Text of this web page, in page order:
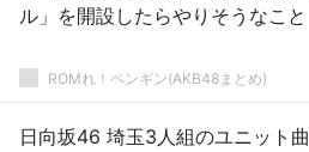
ル」を開設したらやりそうなこと
ROMれ！ペンギン(AKB48まとめ)
日向坂46 埼玉3人組のユニット